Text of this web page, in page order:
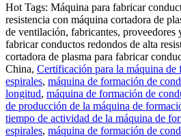
Hot Tags: Máquina para fabricar
resistencia con máquina cortadora de
de ventilación, fabricantes, proveedores
fabricar conductos redondos de alta
cortadora de plasma para fabricar
China, Certificación para la máquina de
espirales, máquina de formación de
longitud, máquina de formación de
de producción de la máquina de
tiempo de actividad de la máquina de
espirales, máquina de formación de